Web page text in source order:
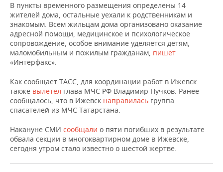
КОМУ ПРИНАДЛЕЖАТ
ТОРГОВЫЕ ЦЕНТРЫ
ТАТАРСТАНА
БЮДЖЕТ
ИНВЕСТИЦИИ
МАШИНОСТРОЕНИЕ
НЕФТЕХИМИЯ
НЕФТЬ
ОПК
ЭНЕРГЕТИКА
НОВОСТИ АВТО
БИЗНЕС
НОВОСТИ БИЗНЕСА
РОЗНИЧНАЯ ТОРГОВЛЯ
ТРАНСПОРТ
УСЛУГИ
ТЕХНОЛОГИИ
НОВОСТИ ТЕХНОЛОГИЙ
IT
МЕДИА
МЕРОПРИЯТИЯ
НОВОСТИ МЕРОПРИЯТИЙ
ВЫЕЗДНАЯ РЕДАКЦИЯ
ONLINE-КОНФЕРЕНЦИИ
СПОРТ
НОВОСТИ СПОРТА
ХОККЕЙ
ОБЩЕСТВО
ВЛАСТЬ
СЮЖЕТЫ
В пункты временного размещения определены 14
жителей дома, остальные уехали к родственникам и
знакомым. Всем жильцам дома организовано оказание
адресной помощи, медицинское и психологическое
сопровождение, особое внимание уделяется детям,
маломобильным и пожилым гражданам, пишет
«Интерфакс».
Как сообщает ТАСС, для координации работ в Ижевск
также вылетел глава МЧС РФ Владимир Пучков. Ранее
сообщалось, что в Ижевск направилась группа
спасателей из МЧС Татарстана.
Накануне СМИ сообщали о пяти погибших в результате
обвала секции в многоквартирном доме в Ижевске,
сегодня утром стало известно о шестой жертве.